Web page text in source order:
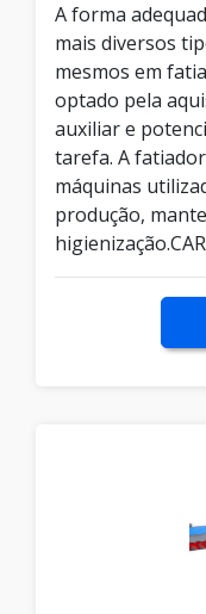
A forma
mais diversos
mesmos em
optado pela
auxiliar e
tarefa. A
máquinas
produção,